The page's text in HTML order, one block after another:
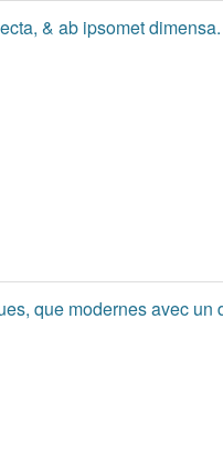
& ab ipsomet
que modernes avec un